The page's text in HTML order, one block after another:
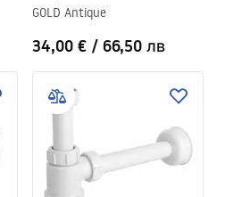
GOLD Antique
34,00 € / 66,50 лв